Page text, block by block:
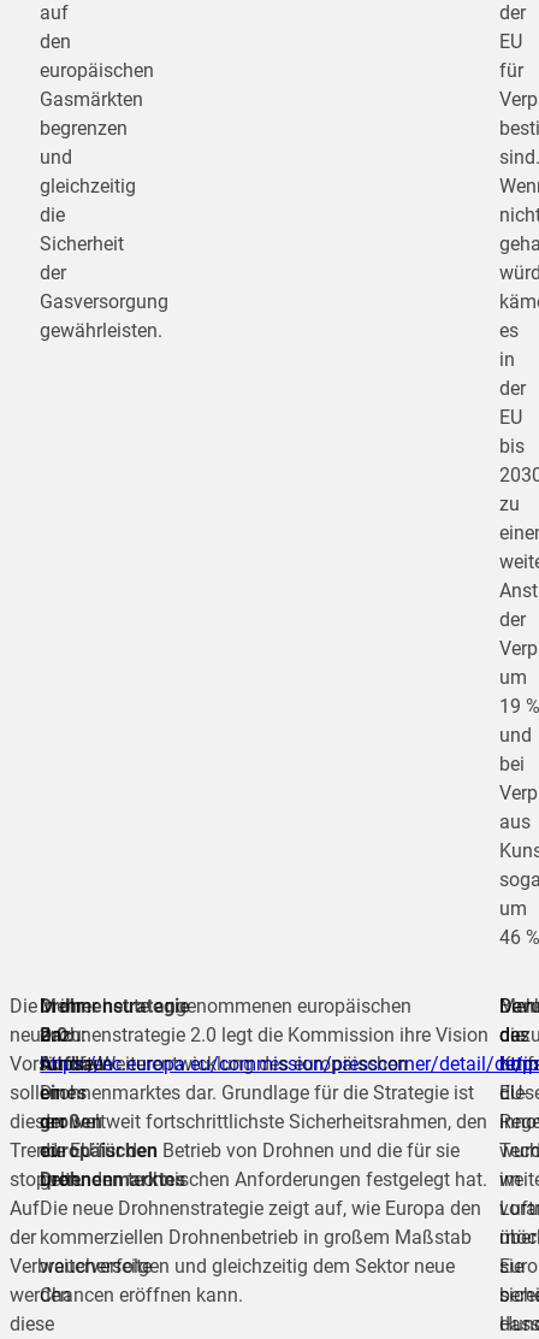
auf
den
europäischen
Gasmärkten
begrenzen
und
gleichzeitig
die
Sicherheit
der
Gasversorgung
gewährleisten.
der
EU
für
sind.
es
in
der
EU
bis
zu
der
um
19 %
und
bei
aus
um
46
Die
neuen
Vorschriften
sollen
diesen
Trend
stoppen.
Auf
der
Verbraucherseite
werden
diese
Mehr
dazu:
https://ec.europa.eu/commission/presscorner/detail/de/
Drohnenstrategie
2.0:
Aufbau
eines
großen
europäischen
Drohnenmarktes
In ihrer heute angenommenen europäischen
Drohnenstrategie 2.0 legt die Kommission ihre Vision
für die Weiterentwicklung des europäischen
Drohnenmarktes dar. Grundlage für die Strategie ist
der weltweit fortschrittlichste Sicherheitsrahmen, den
die EU für den Betrieb von Drohnen und die für sie
geltenden technischen Anforderungen festgelegt hat.
Die neue Drohnenstrategie zeigt auf, wie Europa den
kommerziellen Drohnenbetrieb in großem Maßstab
weiterverfolgen und gleichzeitig dem Sektor neue
Chancen eröffnen kann.
des
EU-
im
über
die
sie
dass